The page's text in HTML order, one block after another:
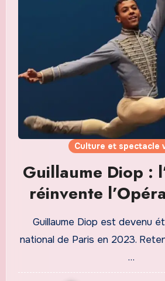
Culture et spectacle
Guillaume Diop :
réinvente
Guillaume Diop est devenu
national de Paris en 2023.
…